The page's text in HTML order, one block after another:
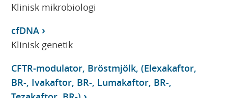
Klinisk mikrobiologi
cfDNA
Klinisk genetik
CFTR-modulator, Bröstmjölk, (Elexakaftor,
BR-, Ivakaftor, BR-, Lumakaftor, BR-,